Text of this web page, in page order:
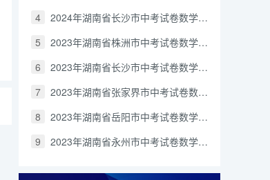
4
2024年湖南省长沙市中考试卷数学真题（解析版）
5
2023年湖南省株洲市中考试卷数学真题（解析版）
6
2023年湖南省长沙市中考试卷数学真题（解析版）
7
2023年湖南省张家界市中考试卷数学真题 （解析版）
8
2023年湖南省岳阳市中考试卷数学真题（解析版）
9
2023年湖南省永州市中考试卷数学真题（解析版）